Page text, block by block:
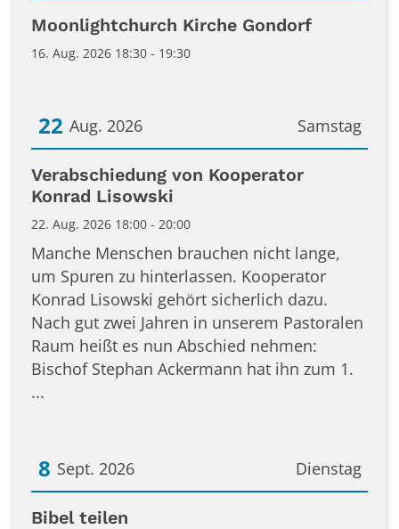
Datum: 16. August 2026
Moonlightchurch Kirche Gondorf
16. Aug. 2026 18:30 - 19:30
Samstag
22 Aug. 2026
Datum: 22. August 2026
Verabschiedung von Kooperator
Konrad Lisowski
22. Aug. 2026 18:00 - 20:00
Manche Menschen brauchen nicht lange,
um Spuren zu hinterlassen. Kooperator
Konrad Lisowski gehört sicherlich dazu.
Nach gut zwei Jahren in unserem Pastoralen
Raum heißt es nun Abschied nehmen:
Bischof Stephan Ackermann hat ihn zum 1.
...
Dienstag
8 Sept. 2026
Datum: 8. September 2026
Bibel teilen